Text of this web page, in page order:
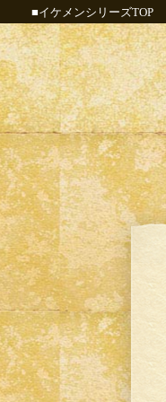
■イケメンシリーズTOP